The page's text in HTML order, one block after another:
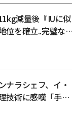
だけに、2人はそれ
ンジンは「私が使っ
け」、「『社長が狂
ている」として現実
イルは「賞味期限が
こと」とし、独特
を聞いたキム·スク
しているが、エネル
している」と評価
減量後『IUに似
位を確立..完璧なV
ナラシェフ、イ・
技術に感嘆「手も
ン]